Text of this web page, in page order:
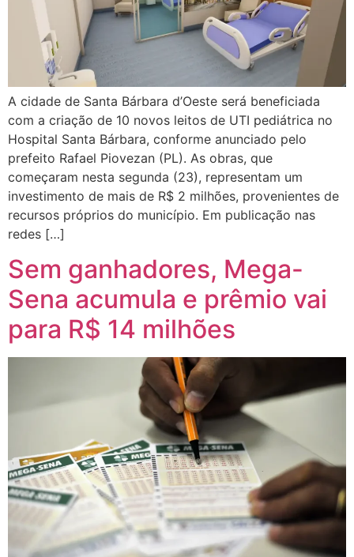
A cidade de Santa Bárbara d’Oeste será beneficiada
com a criação de 10 novos leitos de UTI pediátrica no
Hospital Santa Bárbara, conforme anunciado pelo
prefeito Rafael Piovezan (PL). As obras, que
começaram nesta segunda (23), representam um
investimento de mais de R$ 2 milhões, provenientes de
recursos próprios do município. Em publicação nas
redes […]
Sem ganhadores, Mega-
Sena acumula e prêmio vai
para R$ 14 milhões